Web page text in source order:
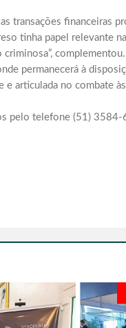
transações financeiras
tinha papel relevante
complementou.
permanecerá à
articulada no combate
pelo telefone (51)